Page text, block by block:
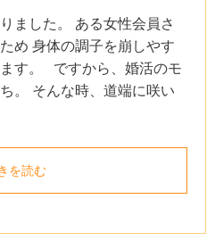
ました。 ある女性会員さ
め 身体の調子を崩しやす
す。 ですから、婚活のモ
。 そんな時、道端に咲い
を読む